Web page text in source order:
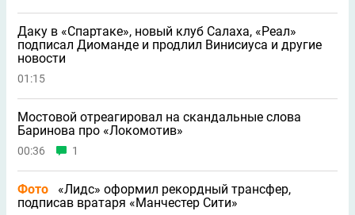
Даку в «Спартаке», новый клуб Салаха, «Реал»
подписал Диоманде и продлил Винисиуса и другие
новости
01:15
Мостовой отреагировал на скандальные слова
Баринова про «Локомотив»
00:36 1
Фото
«Лидс» оформил рекордный трансфер,
подписав вратаря «Манчестер Сити»